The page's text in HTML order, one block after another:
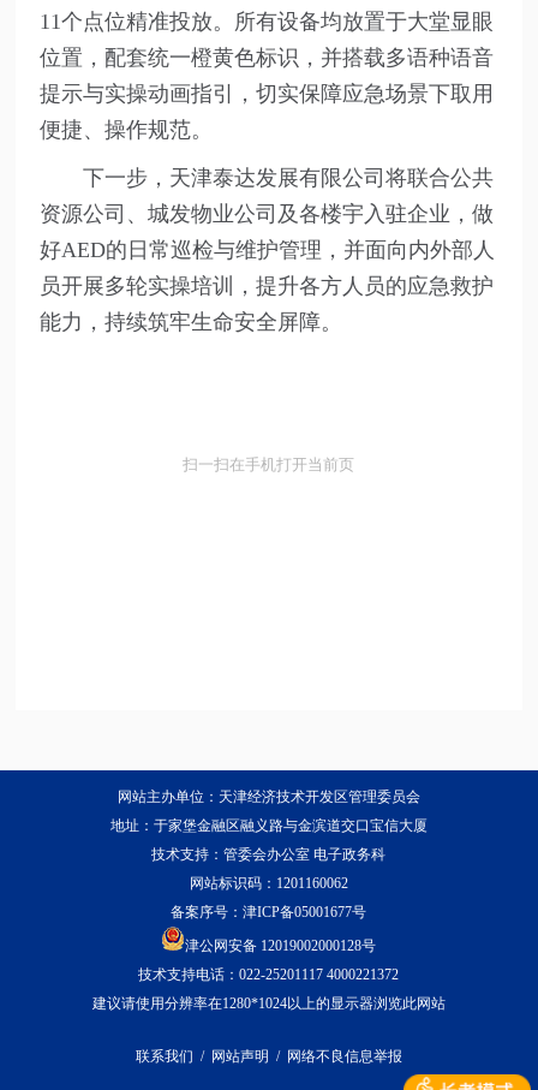
11个点位精准投放。所有设备均放置于大堂显眼
位置，配套统一橙黄色标识，并搭载多语种语音
提示与实操动画指引，切实保障应急场景下取用
便捷、操作规范。
下一步，天津泰达发展有限公司将联合公共
资源公司、城发物业公司及各楼宇入驻企业，做
好AED的日常巡检与维护管理，并面向内外部人
员开展多轮实操培训，提升各方人员的应急救护
能力，持续筑牢生命安全屏障。
扫一扫在手机打开当前页
网站主办单位：天津经济技术开发区管理委员会
地址：于家堡金融区融义路与金滨道交口宝信大厦
技术支持：管委会办公室 电子政务科
网站标识码：1201160062
备案序号：津ICP备05001677号
津公网安备 12019002000128号
技术支持电话：022-25201117 4000221372
建议请使用分辨率在1280*1024以上的显示器浏览此网站
联系我们 / 网站声明 / 网络不良信息举报